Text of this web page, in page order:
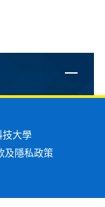
大學
及隱私政策